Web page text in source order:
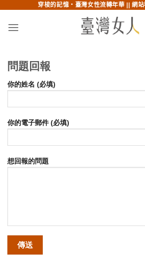
跳至內文
跳至索引列穿梭的記憶‧臺灣女性流轉年華 ||網
問題回報
你的姓名 (必填)
你的電子郵件 (必填)
想回報的問題